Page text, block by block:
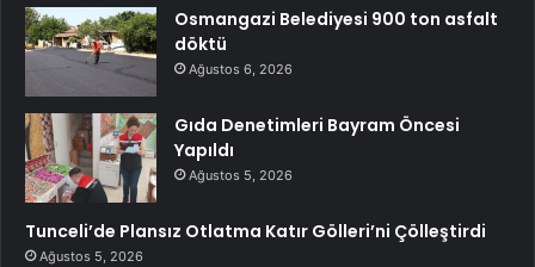
Osmangazi Belediyesi 900 ton asfalt
döktü
Ağustos 6, 2026
Gıda Denetimleri Bayram Öncesi
Yapıldı
Ağustos 5, 2026
Tunceli’de Plansız Otlatma Katır Gölleri’ni Çölleştirdi
Ağustos 5, 2026